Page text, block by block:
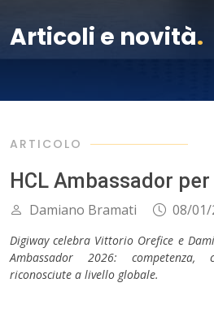
Articoli e novità.
ARTICOLO
HCL Ambassador
Damiano Bramati 08/01/
Digiway celebra Vittorio Orefice e
Ambassador 2026: competenza,
riconosciute a livello globale.